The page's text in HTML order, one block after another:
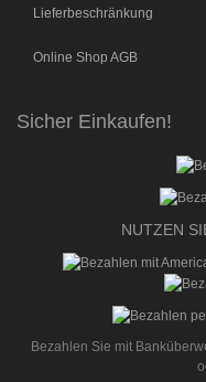
Lieferbeschränkung
Online Shop AGB
Sicher Einkaufen!
NUTZEN
Bezahlen Sie mit